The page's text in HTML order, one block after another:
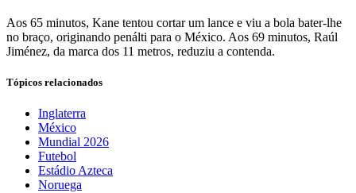
Aos 65 minutos, Kane tentou cortar um lance e viu a bola bater-lhe
no braço, originando penálti para o México. Aos 69 minutos, Raúl
Jiménez, da marca dos 11 metros, reduziu a contenda.
Tópicos relacionados
Inglaterra
México
Mundial 2026
Futebol
Estádio Azteca
Noruega